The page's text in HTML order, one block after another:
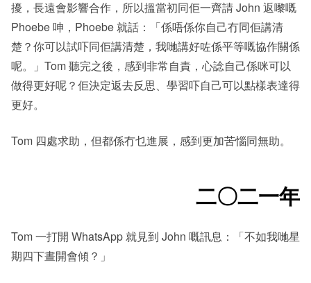
擾，長遠會影響合作，所以搵當初同佢一齊請 John 返嚟嘅
Phoebe 呻，Phoebe 就話：「係唔係你自己冇同佢講清
楚？你可以試吓同佢講清楚，我哋講好咗係平等嘅協作關係
呢。」Tom 聽完之後，感到非常自責，心諗自己係咪可以
做得更好呢？佢決定返去反思、學習吓自己可以點樣表達得
更好。
Tom 四處求助，但都係冇乜進展，感到更加苦惱同無助。
二〇二一年
Tom 一打開 WhatsApp 就見到 John 嘅訊息：「不如我哋星
期四下晝開會傾？」